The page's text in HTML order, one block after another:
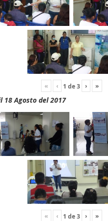
« ‹ 1 de3 › »
18 Agosto del 2017
« ‹ 1 de3 › »